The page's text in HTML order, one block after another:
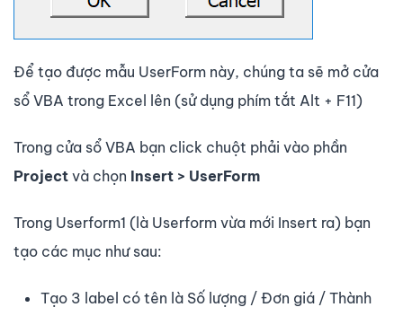
Để tạo được mẫu UserForm này, chúng ta sẽ mở cửa
sổ VBA trong Excel lên (sử dụng phím tắt Alt + F11)
Trong cửa sổ VBA bạn click chuột phải vào phần
Project và chọn Insert > UserForm
Trong Userform1 (là Userform vừa mới Insert ra) bạn
tạo các mục như sau:
Tạo 3 label có tên là Số lượng / Đơn giá / Thành